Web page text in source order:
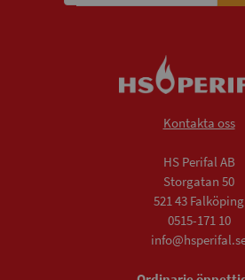
Kontakta oss
HS Perifal AB
Storgatan 50
521 43 Falköping
0515-171 10